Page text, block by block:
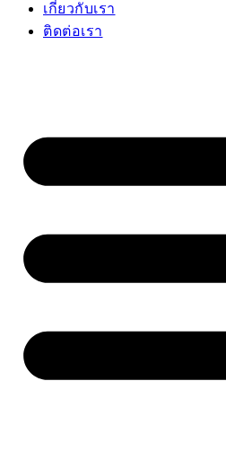
เกี่ยวกับเรา
ติดต่อเรา